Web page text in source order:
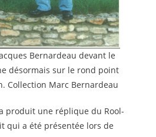
Bernardeau devant le
désormais sur le rond point
Collection Marc Bernardeau
produit une réplique du Rool-
qui a été présentée lors de